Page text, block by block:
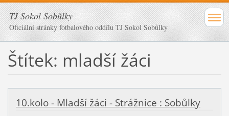
TJ Sokol Sobůlky
Oficiální stránky fotbalového oddílu TJ Sokol Sobůlky
Štítek: mladší žáci
10.kolo - Mladší žáci - Strážnice : Sobůlky